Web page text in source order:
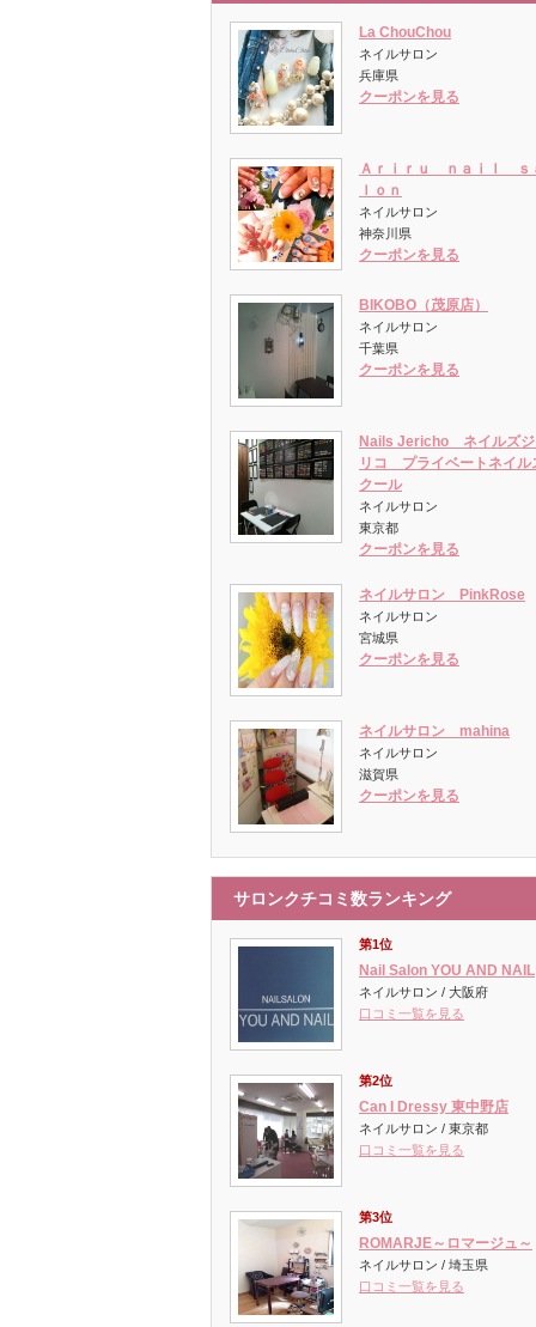
La ChouChou
ネイルサロン
兵庫県
クーポンを見る
Ａｒｉｒｕ ｎａｉｌ ｓ
ｌｏｎ
ネイルサロン
神奈川県
クーポンを見る
BIKOBO（茂原店）
ネイルサロン
千葉県
クーポンを見る
Nails Jericho ネイルズ
リコ プライベートネイル
クール
ネイルサロン
東京都
クーポンを見る
ネイルサロン PinkRose
ネイルサロン
宮城県
クーポンを見る
ネイルサロン mahina
ネイルサロン
滋賀県
クーポンを見る
サロンクチコミ数ランキング
第1位
Nail Salon YOU AND NAIL
ネイルサロン / 大阪府
口コミ一覧を見る
第2位
Can I Dressy 東中野店
ネイルサロン / 東京都
口コミ一覧を見る
第3位
ROMARJE～ロマージュ～
ネイルサロン / 埼玉県
口コミ一覧を見る